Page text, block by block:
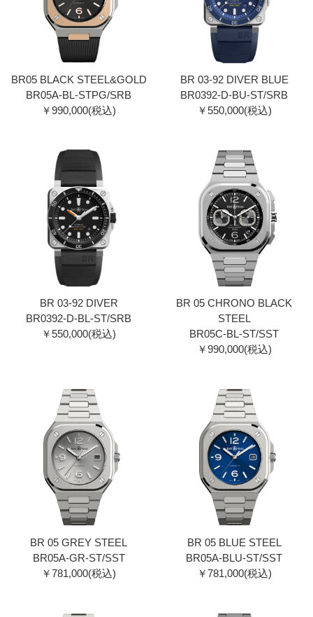
BR05 BLACK STEEL&GOLD
BR05A-BL-STPG/SRB
￥990,000(税込)
BR 03-92 DIVER BLUE
BR0392-D-BU-ST/SRB
￥550,000(税込)
BR 03-92 DIVER
BR0392-D-BL-ST/SRB
￥550,000(税込)
BR 05 CHRONO BLACK
STEEL
BR05C-BL-ST/SST
￥990,000(税込)
BR 05 GREY STEEL
BR05A-GR-ST/SST
￥781,000(税込)
BR 05 BLUE STEEL
BR05A-BLU-ST/SST
￥781,000(税込)